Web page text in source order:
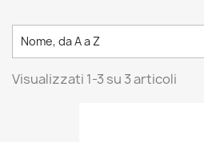
Nome, da A a Z
Visualizzati 1-3 su 3 articoli